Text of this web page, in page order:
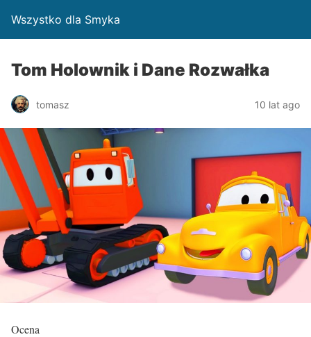
Wszystko dla Smyka
Tom Holownik i Dane Rozwałka
tomasz 10 lat ago
Ocena